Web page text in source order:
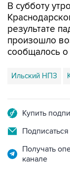
В субботу
результате
произошло
сообщалось о
Ильский НПЗ
Купить
Получать
канале